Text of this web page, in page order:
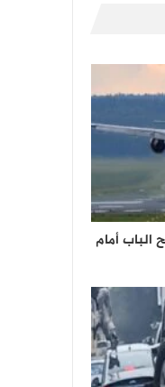
الباب أمام